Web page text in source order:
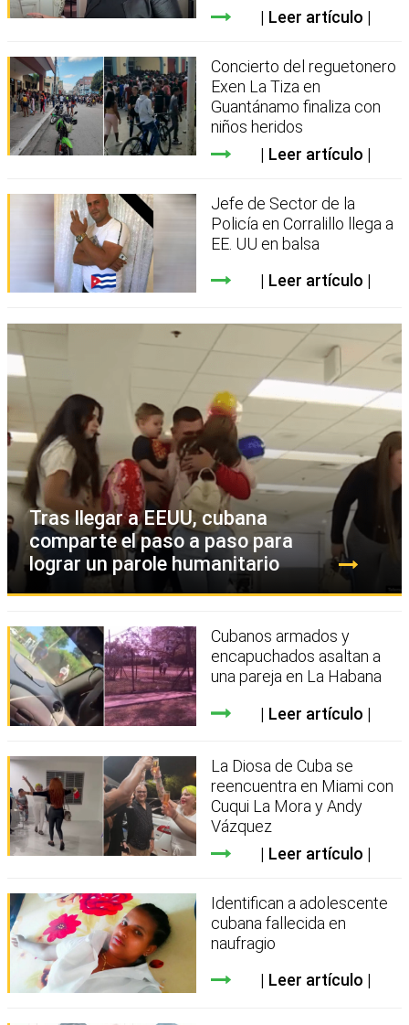
Leer artículo
Concierto del reguetonero
Exen La Tiza en
Guantánamo finaliza con
niños heridos
Leer artículo
Jefe de Sector de la
Policía en Corralillo llega a
EE. UU en balsa
Leer artículo
Tras llegar a EEUU, cubana
comparte el paso a paso para
lograr un parole humanitario
Cubanos armados y
encapuchados asaltan a
una pareja en La Habana
Leer artículo
La Diosa de Cuba se
reencuentra en Miami con
Cuqui La Mora y Andy
Vázquez
Leer artículo
Identifican a adolescente
cubana fallecida en
naufragio
Leer artículo